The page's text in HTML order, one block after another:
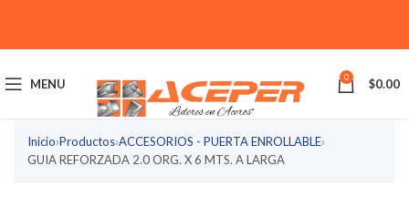
MENU 0 $0.00
Inicio›Productos›ACCESORIOS - PUERTA ENROLLABLE›
GUIA REFORZADA 2.0 ORG. X 6 MTS. A LARGA